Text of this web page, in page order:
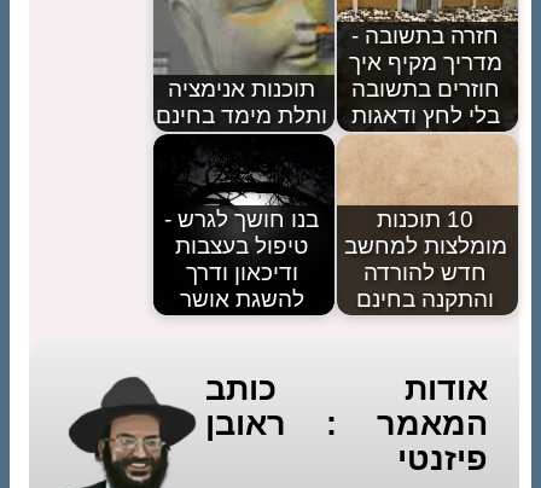
-
איך
תוכנות אנימציה
ותלת מימד בחינם
בנו חושך לגרש -
טיפול בעצבות
ודיכאון ודרך
להשגת אושר
כותב
: ראובן